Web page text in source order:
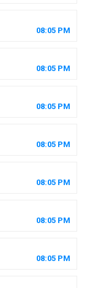
08:05PM
08:05PM
08:05PM
08:05PM
08:05PM
08:05PM
08:05PM